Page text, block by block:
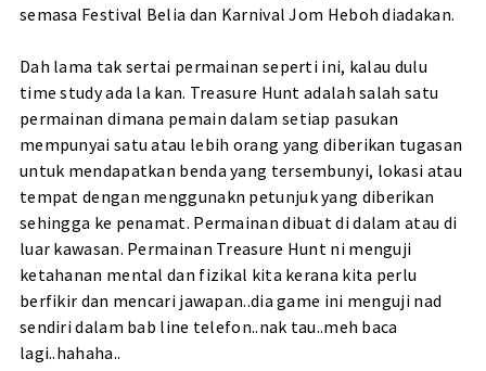
semasa Festival Belia dan Karnival Jom Heboh diadakan.
Dah lama tak sertai permainan seperti ini, kalau dulu
time study ada la kan. Treasure Hunt adalah salah satu
permainan dimana pemain dalam setiap pasukan
mempunyai satu atau lebih orang yang diberikan tugasan
untuk mendapatkan benda yang tersembunyi, lokasi atau
tempat dengan menggunakn petunjuk yang diberikan
sehingga ke penamat. Permainan dibuat di dalam atau di
luar kawasan. Permainan Treasure Hunt ni menguji
ketahanan mental dan fizikal kita kerana kita perlu
berfikir dan mencari jawapan..dia game ini menguji nad
sendiri dalam bab line telefon..nak tau..meh baca
lagi..hahaha..